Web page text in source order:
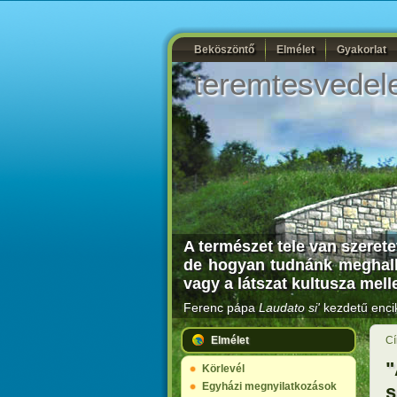
Beköszöntő Elmélet Gyakorlat
A természet tele van
de hogyan tudnánk
vagy a látszat kultusza
Ferenc pápaLaudato si'kezdetű
Elmélet
Körlevél
Egyházi megnyilatkozások